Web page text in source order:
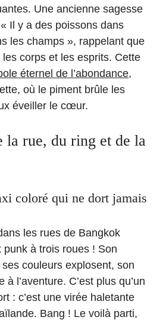
Une ancienne sagesse
Il y a des poissons dans
les champs », rappelant que
les corps et les esprits. Cette
éternel de l’abondance,
où le piment brûle les
éveiller le cœur.
la rue, du ring et de la
coloré qui ne dort jamais
les rues de Bangkok
à trois roues ! Son
couleurs explosent, son
l’aventure. C’est plus qu’un
: c’est une virée haletante
Bang ! Le voilà parti,